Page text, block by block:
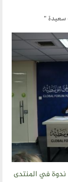
سعيدة "
ندوة في المنتدى